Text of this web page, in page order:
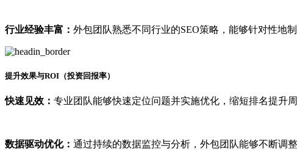
行业经验丰富： 外包团队熟悉不同行业的SEO策略，能够针对性地
提升效果与ROI（投资回报率）
快速见效： 专业团队能够快速定位问题并实施优化，缩短排名提升周
数据驱动优化： 通过持续的数据监控与分析，外包团队能够不断调